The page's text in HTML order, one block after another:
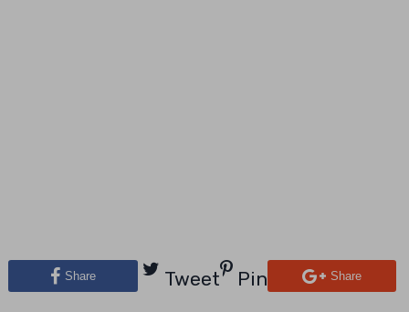
Share Tweet Pin Share